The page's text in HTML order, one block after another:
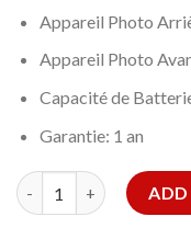
Appareil Photo
Appareil Photo
Capacité de
Garantie: 1 an
SMARTPHONE ADD